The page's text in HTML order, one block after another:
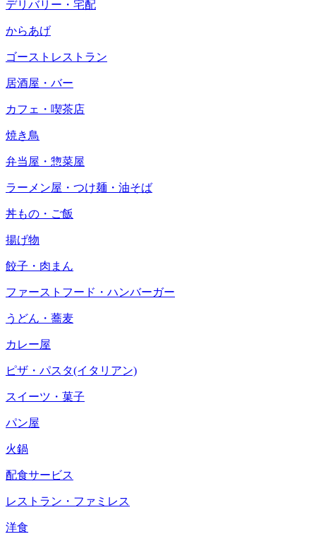
デリバリー・宅配
からあげ
ゴーストレストラン
居酒屋・バー
カフェ・喫茶店
焼き鳥
弁当屋・惣菜屋
ラーメン屋・つけ麺・油そば
丼もの・ご飯
揚げ物
餃子・肉まん
ファーストフード・ハンバーガー
うどん・蕎麦
カレー屋
ピザ・パスタ(イタリアン)
スイーツ・菓子
パン屋
火鍋
配食サービス
レストラン・ファミレス
洋食